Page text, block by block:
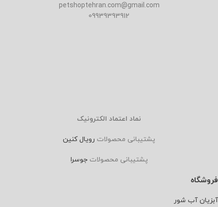
petshoptehran.com@gmail.com
09939393912
نماد اعتماد الکترونیک
پشتیبانی محصولات رویال کنین
پشتیبانی محصولاتجوسرا
فروشگاه
آبزیان آب شور